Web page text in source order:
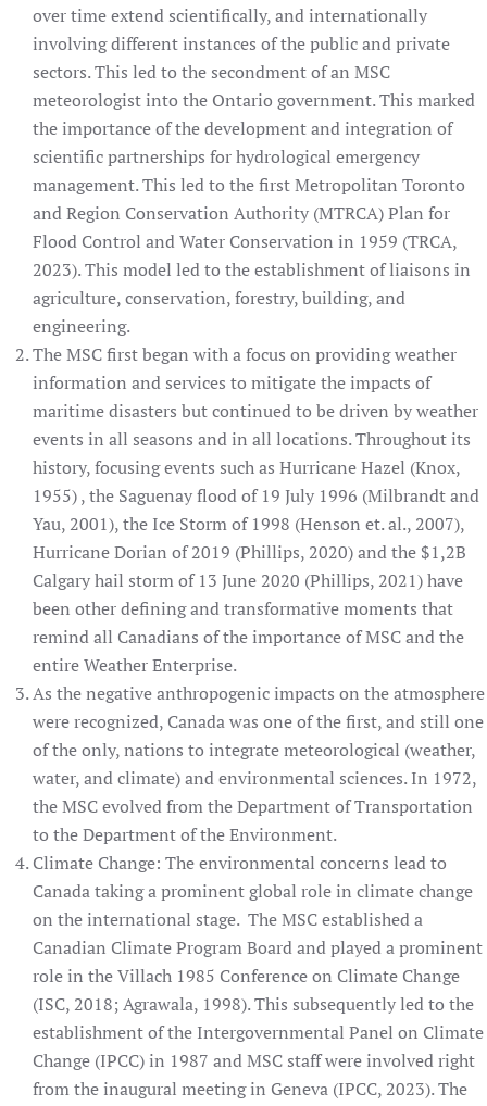
over time extend scientifically, and internationally
involving different instances of the public and private
sectors. This led to the secondment of an MSC
meteorologist into the Ontario government. This marked
the importance of the development and integration of
scientific partnerships for hydrological emergency
management. This led to the first Metropolitan Toronto
and Region Conservation Authority (MTRCA) Plan for
Flood Control and Water Conservation in 1959 (TRCA,
2023). This model led to the establishment of liaisons in
agriculture, conservation, forestry, building, and
engineering.
The MSC first began with a focus on providing weather
information and services to mitigate the impacts of
maritime disasters but continued to be driven by weather
events in all seasons and in all locations. Throughout its
history, focusing events such as Hurricane Hazel (Knox,
1955) , the Saguenay flood of 19 July 1996 (Milbrandt and
Yau, 2001), the Ice Storm of 1998 (Henson et. al., 2007),
Hurricane Dorian of 2019 (Phillips, 2020) and the $1,2B
Calgary hail storm of 13 June 2020 (Phillips, 2021) have
been other defining and transformative moments that
remind all Canadians of the importance of MSC and the
entire Weather Enterprise.
As the negative anthropogenic impacts on the atmosphere
were recognized, Canada was one of the first, and still one
of the only, nations to integrate meteorological (weather,
water, and climate) and environmental sciences. In 1972,
the MSC evolved from the Department of Transportation
to the Department of the Environment.
Climate Change: The environmental concerns lead to
Canada taking a prominent global role in climate change
on the international stage. The MSC established a
Canadian Climate Program Board and played a prominent
role in the Villach 1985 Conference on Climate Change
(ISC, 2018; Agrawala, 1998). This subsequently led to the
establishment of the Intergovernmental Panel on Climate
Change (IPCC) in 1987 and MSC staff were involved right
from the inaugural meeting in Geneva (IPCC, 2023). The